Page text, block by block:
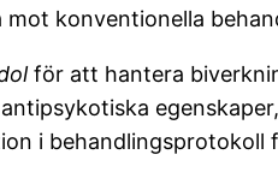
konventionella
för att hantera
i